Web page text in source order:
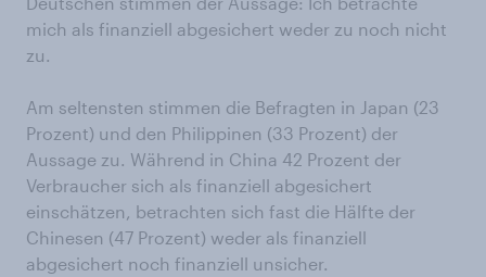
mich als finanziell abgesichert weder zu noch nicht
zu.
Am seltensten stimmen die Befragten in Japan (23
Prozent) und den Philippinen (33 Prozent) der
Aussage zu. Während in China 42 Prozent der
Verbraucher sich als finanziell abgesichert
einschätzen, betrachten sich fast die Hälfte der
Chinesen (47 Prozent) weder als finanziell
abgesichert noch finanziell unsicher.